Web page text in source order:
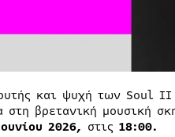
και ψυχή των Soul II
στη βρετανική μουσική
2026, στις 18:00.